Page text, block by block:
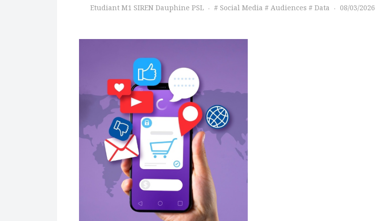
Etudiant M1 SIREN Dauphine PSL Social Media Audiences Data 08/03/2026